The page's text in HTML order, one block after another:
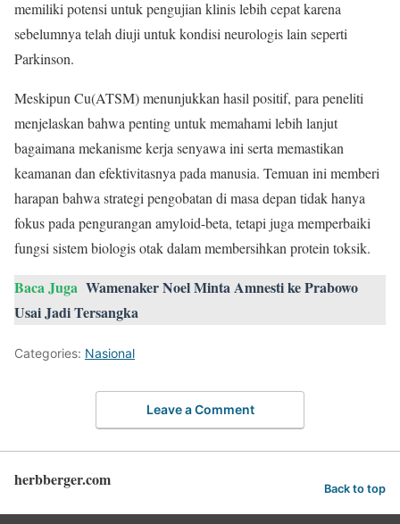
memiliki potensi untuk pengujian klinis lebih cepat karena
sebelumnya telah diuji untuk kondisi neurologis lain seperti
Parkinson.
Meskipun Cu(ATSM) menunjukkan hasil positif, para peneliti
menjelaskan bahwa penting untuk memahami lebih lanjut
bagaimana mekanisme kerja senyawa ini serta memastikan
keamanan dan efektivitasnya pada manusia. Temuan ini memberi
harapan bahwa strategi pengobatan di masa depan tidak hanya
fokus pada pengurangan amyloid-beta, tetapi juga memperbaiki
fungsi sistem biologis otak dalam membersihkan protein toksik.
Baca Juga Wamenaker Noel Minta Amnesti ke Prabowo
Usai Jadi Tersangka
Categories: Nasional
Leave a Comment
herbberger.com Back to top